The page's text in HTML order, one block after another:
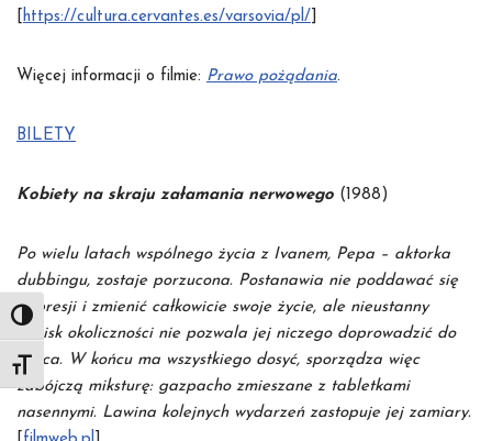
Toggle High Contrast
Toggle Font size
https://cultura.cervantes.es/varsovia/pl/
Więcej informacji o filmie: Prawo pożądania.
BILETY
Kobiety na skraju załamania nerwowego (1988)
Po wielu latach wspólnego życia z Ivanem, Pepa – aktorka
dubbingu, zostaje porzucona. Postanawia nie poddawać się
depresji i zmienić całkowicie swoje życie, ale nieustanny
nacisk okoliczności nie pozwala jej niczego doprowadzić do
końca. W końcu ma wszystkiego dosyć, sporządza więc
zabójczą miksturę: gazpacho zmieszane z tabletkami
nasennymi. Lawina kolejnych wydarzeń zastopuje jej zamiary.